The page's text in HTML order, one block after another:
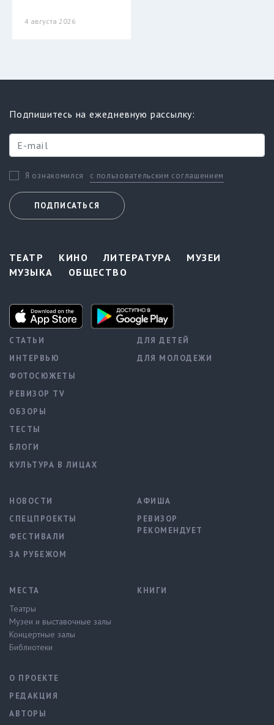
4 августа 2026
Подпишитесь на ежедневную рассылку:
Я ознакомился с пользовательским соглашением
ПОДПИСАТЬСЯ
ТЕАТР КИНО ЛИТЕРАТУРА
МУЗЕИ
МУЗЫКА
ОБЩЕСТВО
СТАТЬИ
ИНТЕРВЬЮ
ФОТОСЮЖЕТЫ
РЕВИЗОР TV
ОБЗОРЫ
ТЕСТЫ
БЛОГИ
КУЛЬТУРА В ЛИЦАХ
ДЛЯ ДЕТЕЙ
ДЛЯ МОЛОДЕЖИ
НОВОСТИ
СПЕЦПРОЕКТЫ
ФЕСТИВАЛИ
ЗА РУБЕЖОМ
АФИША
РЕВИЗОР
РЕКОМЕНДУЕТ
МЕСТА
Театры
Музеи и выставочные залы
Концертные залы
Библиотеки
КНИГИ
О ПРОЕКТЕ
РЕДАКЦИЯ
АВТОРЫ